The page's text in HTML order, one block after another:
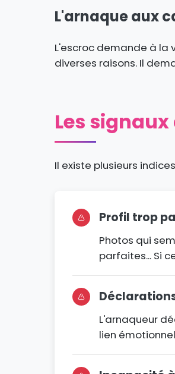
L'arnaque aux
L'escroc demande à
diverses raisons. Il
Les
Il existe plusieurs
Profil trop
Photos qui
parfaites... Si
L'arnaqueur
lien